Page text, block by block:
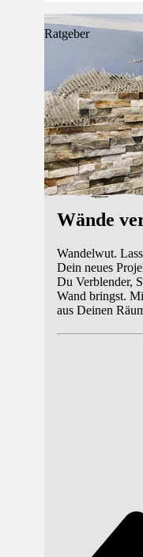
Ratgeber
Wände
Wandelwut.
Dein neues
Du Verblender,
Wand bringst.
aus Deinen